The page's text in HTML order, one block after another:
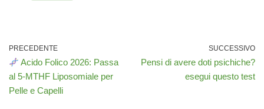
PRECEDENTE
Acido Folico 2026: Passa
al 5-MTHF Liposomiale per
Pelle e Capelli
SUCCESSIVO
Pensi di avere doti psichiche?
esegui questo test